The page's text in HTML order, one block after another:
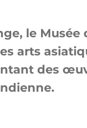
le Musée
arts
des